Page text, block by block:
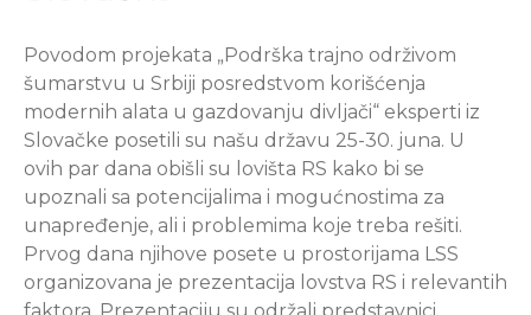
Povodom projekata „Podrška trajno održivom
šumarstvu u Srbiji posredstvom korišćenja
modernih alata u gazdovanju divljači“ eksperti iz
Slovačke posetili su našu državu 25-30. juna. U
ovih par dana obišli su lovišta RS kako bi se
upoznali sa potencijalima i mogućnostima za
unapređenje, ali i problemima koje treba rešiti.
Prvog dana njihove posete u prostorijama LSS
organizovana je prezentacija lovstva RS i relevantih